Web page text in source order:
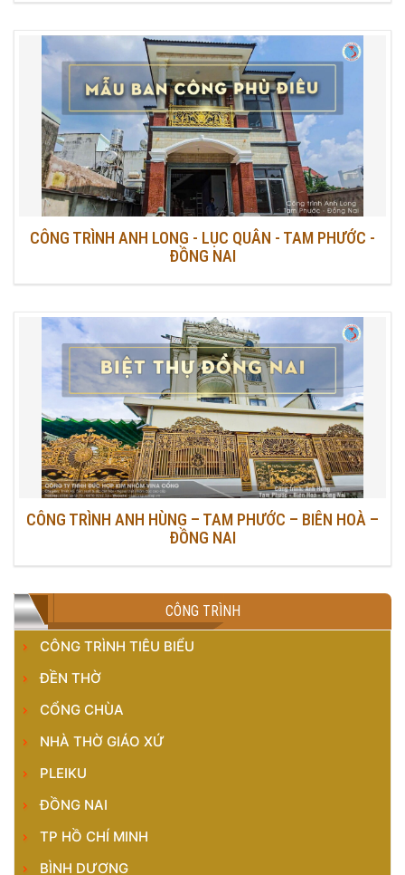
CÔNG TRÌNH ANH LONG - LỤC QUÂN - TAM PHƯỚC -
ĐỒNG NAI
CÔNG TRÌNH ANH HÙNG – TAM PHƯỚC – BIÊN HOÀ –
ĐỒNG NAI
CÔNG TRÌNH
CÔNG TRÌNH TIÊU BIỂU
ĐỀN THỜ
CỔNG CHÙA
NHÀ THỜ GIÁO XỨ
PLEIKU
ĐỒNG NAI
TP HỒ CHÍ MINH
BÌNH DƯƠNG